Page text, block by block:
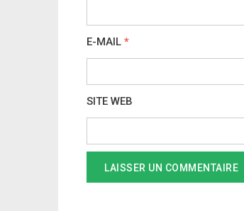
E-MAIL *
SITE WEB